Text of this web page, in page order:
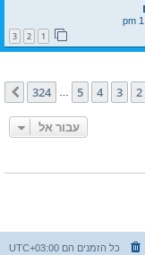
2
3
2
3
4
5
324 הבא
עבור אל
כל הזמנים הם UTC+03:00